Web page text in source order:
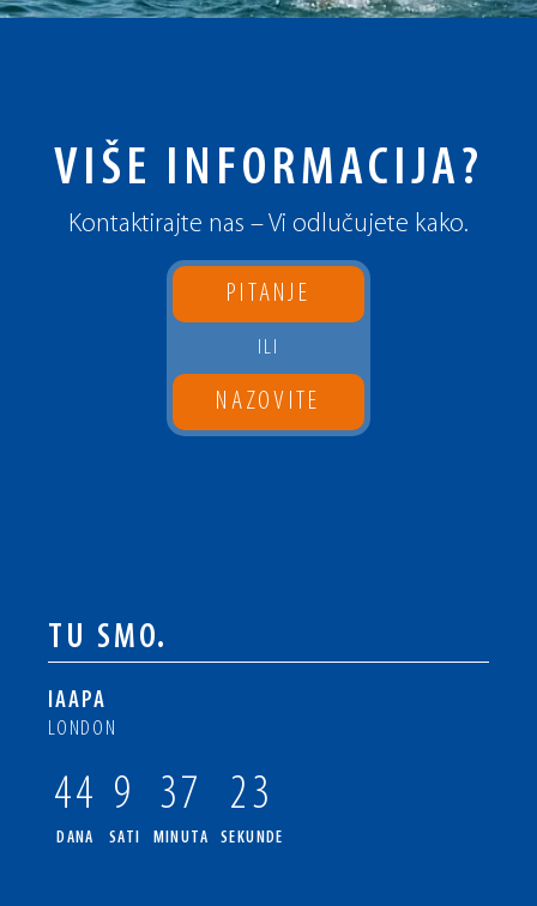
VIŠE INFORMACIJA?
Kontaktirajte nas – Vi odlučujete kako.
PITANJE
ILI
NAZOVITE
TU SMO.
IAAPA
LONDON
44
DANA
9
SATI
37
MINUTA
23
SEKUNDE